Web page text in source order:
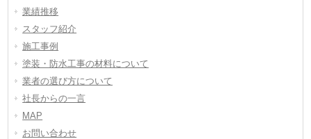
業績推移
スタッフ紹介
施工事例
塗装・防水工事の材料について
業者の選び方について
社長からの一言
MAP
お問い合わせ